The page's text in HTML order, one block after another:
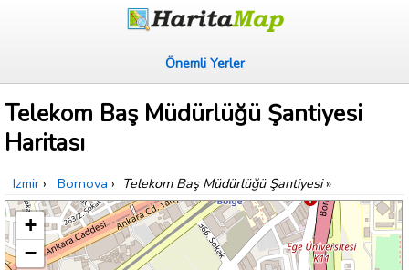
Önemli Yerler
Telekom Baş Müdürlüğü Şantiyesi
Haritası
Izmir › Bornova › Telekom Baş Müdürlüğü Şantiyesi»
+
−